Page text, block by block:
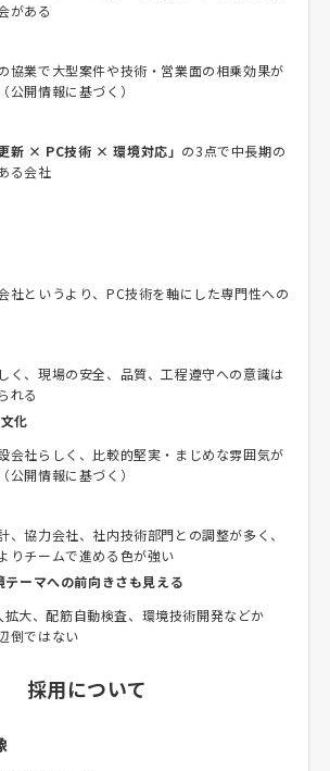
がある
協業で大型案件や技術・営業面の相乗効果が
公開情報に基づく）
新 × PC技術 × 環境対応」 の3点で中長期の
る会社
社というより、PC技術を軸にした専門性への
く、現場の安全、品質、工程遵守への意識は
れる
化
会社らしく、比較的堅実・まじめな雰囲気が
公開情報に基づく）
、協力会社、社内技術部門との調整が多く、
りチームで進める色が強い
テーマへの前向きさも見える
大、配筋自動検査、環境技術開発などか
倒ではない
採用について